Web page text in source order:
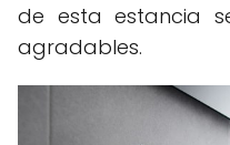
de esta estancia
agradables.